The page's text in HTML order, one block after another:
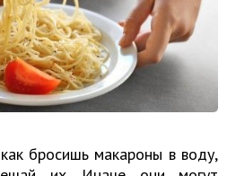
бросишь макароны в воду,